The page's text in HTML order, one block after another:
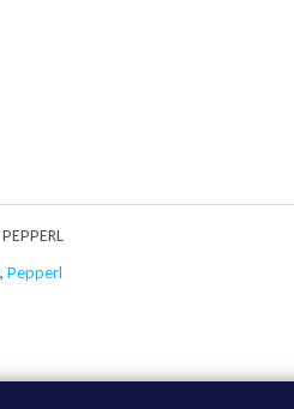
, Pepperl